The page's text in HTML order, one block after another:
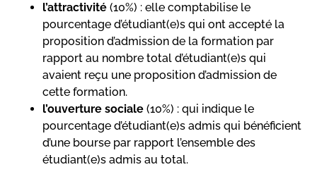
l’attractivité (10%) : elle comptabilise le
pourcentage d’étudiant(e)s qui ont accepté la
proposition d’admission de la formation par
rapport au nombre total d’étudiant(e)s qui
avaient reçu une proposition d’admission de
cette formation.
l’ouverture sociale (10%) : qui indique le
pourcentage d’étudiant(e)s admis qui bénéficient
d’une bourse par rapport l’ensemble des
étudiant(e)s admis au total.